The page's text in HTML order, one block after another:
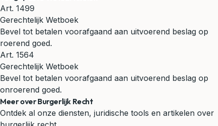
Art. 1499
Gerechtelijk Wetboek
Bevel tot betalen voorafgaand aan uitvoerend beslag op
roerend goed.
Art. 1564
Gerechtelijk Wetboek
Bevel tot betalen voorafgaand aan uitvoerend beslag op
onroerend goed.
Meer over Burgerlijk Recht
Ontdek al onze diensten, juridische tools en artikelen over